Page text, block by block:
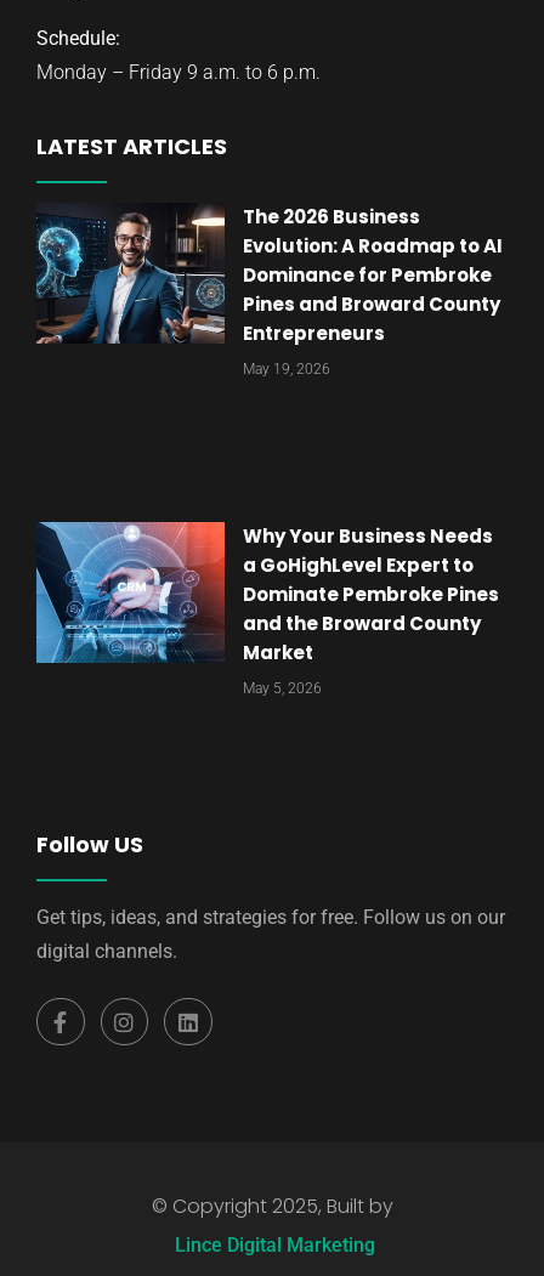
Schedule:
Monday – Friday 9 a.m. to 6 p.m.
LATEST ARTICLES
The 2026 Business
Evolution: A Roadmap to AI
Dominance for Pembroke
Pines and Broward County
Entrepreneurs
May 19, 2026
Why Your Business Needs
a GoHighLevel Expert to
Dominate Pembroke Pines
and the Broward County
Market
May 5, 2026
Follow US
Get tips, ideas, and strategies for free. Follow us on our
digital channels.
© Copyright 2025, Built by
Lince Digital Marketing